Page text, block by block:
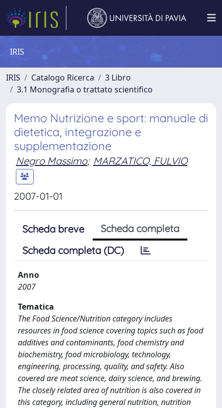
IRIS
IRIS Catalogo Ricerca
3 Libro
3.1 Monografia o trattato scientifico
Memo Nutrizione e sport: manuale di
dietetica, integrazione e
supplementazione
Negro Massimo; MARZATICO, FULVIO
2007-01-01
Scheda breve
Scheda completa
Scheda completa (DC)
Anno
2007
Tematica
The Food Science/Nutrition category includes
resources in food science covering topics such as food
additives and contaminants, food chemistry and
biochemistry, food microbiology, technology,
engineering, processing, quality, and safety. Also
covered are meat science, dairy science, and brewing.
The closely related area of nutrition is also covered in
this category, including general nutrition, nutrition